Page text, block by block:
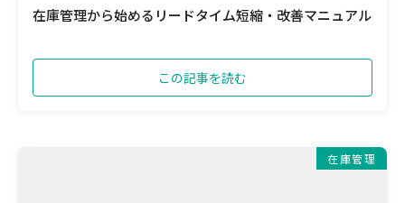
在庫管理から始めるリードタイム短縮・改善マニュアル
この記事を読む
在庫管理